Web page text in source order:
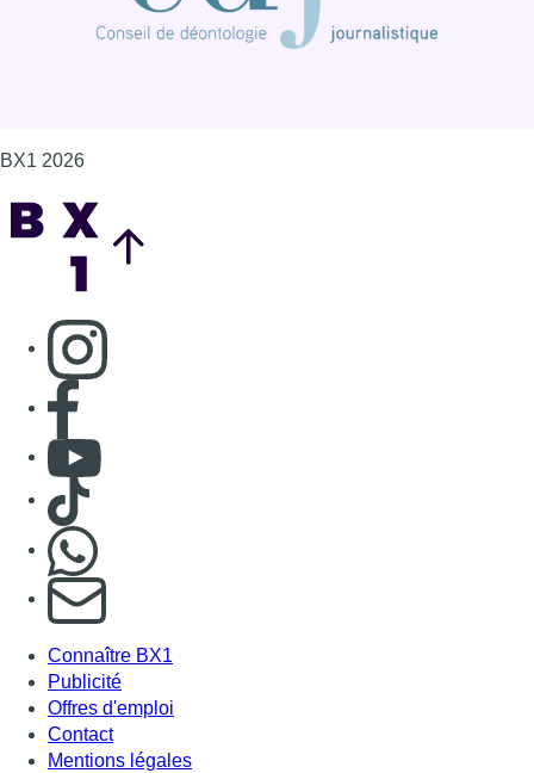
BX1 2026
Consulter page Instagram
Consulter page Facebook
Consulter Youtube
Consulter TikTok
S'abonner à notre newsletter
Connaître BX1
Publicité
Offres d'emploi
Contact
Mentions légales